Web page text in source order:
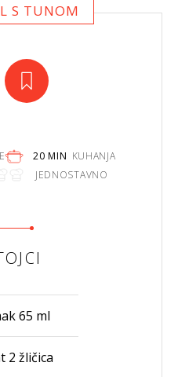
S TUNOM
20 MIN KUHANJA
JEDNOSTAVNO
65 ml
2 žličica